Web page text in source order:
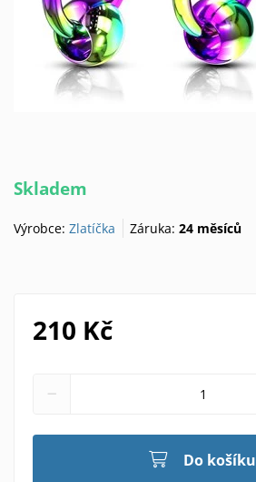
Skladem
Výrobce: Zlatíčka Záruka:24 měsíců
210 Kč
Do košíku